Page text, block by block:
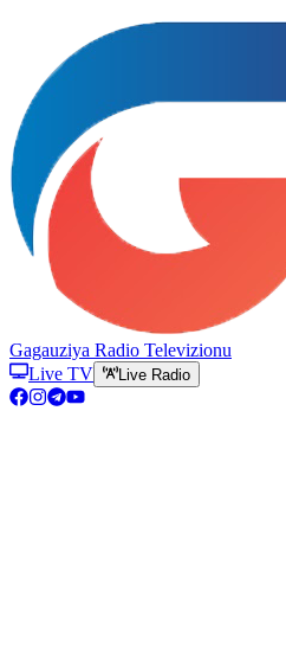
Gagauziya Radio Televizionu
Live TV
Live Radio